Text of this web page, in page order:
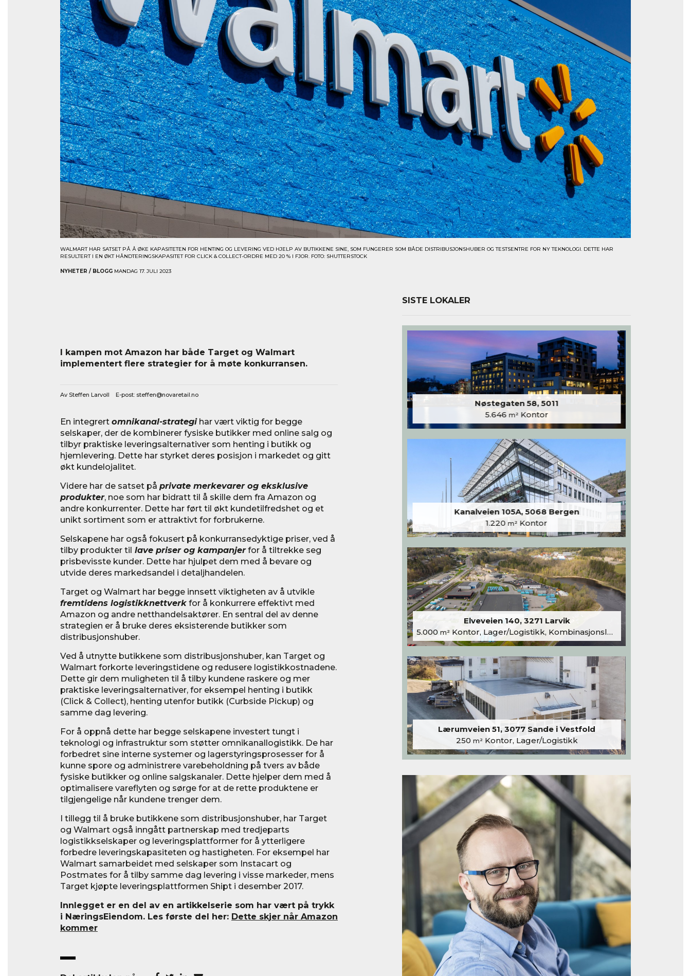
WALMART HAR SATSET PÅ Å ØKE KAPASITETEN FOR HENTING OG LEVERING VED HJELP AV BUTIKKENE SINE, SOM FUNGERER SOM BÅDE DISTRIBUSJONSHUBER OG TESTSENTRE FOR NY TEKNOLOGI. DETTE HAR
RESULTERT I EN ØKT HÅNDTERINGSKAPASITET FOR CLICK & COLLECT-ORDRE MED 20 % I FJOR. FOTO: SHUTTERSTOCK
NYHETER / BLOGG MANDAG 17. JULI 2023
I kampen mot Amazon har både Target og Walmart
implementert flere strategier for å møte konkurransen.
Av Steffen Larvoll E-post: steffen@novaretail.no
En integrert omnikanal-strategihar vært viktig for begge
selskaper, der de kombinerer fysiske butikker med online salg og
tilbyr praktiske leveringsalternativer som henting i butikk og
hjemlevering. Dette har styrket deres posisjon i markedet og gitt
økt kundelojalitet.
Videre har de satset på private merkevarer og eksklusive
produkter, noe som har bidratt til å skille dem fra Amazon og
andre konkurrenter. Dette har ført til økt kundetilfredshet og et
unikt sortiment som er attraktivt for forbrukerne.
Selskapene har også fokusert på konkurransedyktige priser, ved å
tilby produkter til lave priser og kampanjerfor å tiltrekke seg
prisbevisste kunder. Dette har hjulpet dem med å bevare og
utvide deres markedsandel i detaljhandelen.
Target og Walmart har begge innsett viktigheten av å utvikle
fremtidens logistikknettverk for å konkurrere effektivt med
Amazon og andre netthandelsaktører. En sentral del av denne
strategien er å bruke deres eksisterende butikker som
distribusjonshuber.
Ved å utnytte butikkene som distribusjonshuber, kan Target og
Walmart forkorte leveringstidene og redusere logistikkostnadene.
Dette gir dem muligheten til å tilby kundene raskere og mer
praktiske leveringsalternativer, for eksempel henting i butikk
(Click & Collect), henting utenfor butikk (Curbside Pickup) og
samme dag levering.
For å oppnå dette har begge selskapene investert tungt i
teknologi og infrastruktur som støtter omnikanallogistikk. De har
forbedret sine interne systemer og lagerstyringsprosesser for å
kunne spore og administrere varebeholdning på tvers av både
fysiske butikker og online salgskanaler. Dette hjelper dem med å
optimalisere vareflyten og sørge for at de rette produktene er
tilgjengelige når kundene trenger dem.
I tillegg til å bruke butikkene som distribusjonshuber, har Target
og Walmart også inngått partnerskap med tredjeparts
logistikkselskaper og leveringsplattformer for å ytterligere
forbedre leveringskapasiteten og hastigheten. For eksempel har
Walmart samarbeidet med selskaper som Instacart og
Postmates for å tilby samme dag levering i visse markeder, mens
Target kjøpte leveringsplattformen Shipt i desember 2017.
Innlegget er en del av en artikkelserie som har vært på trykk
i NæringsEiendom. Les første del her: Dette skjer når Amazon
kommer
SISTE LOKALER
Nøstegaten 58, 5011
5.646 m² Kontor
Kanalveien 105A, 5068 Bergen
1.220 m² Kontor
Elveveien 140, 3271 Larvik
5.000 m²Kontor, Lager/Logistikk, Kombinasjonslokaler
Lærumveien 51, 3077 Sande i Vestfold
250 m²Kontor, Lager/Logistikk